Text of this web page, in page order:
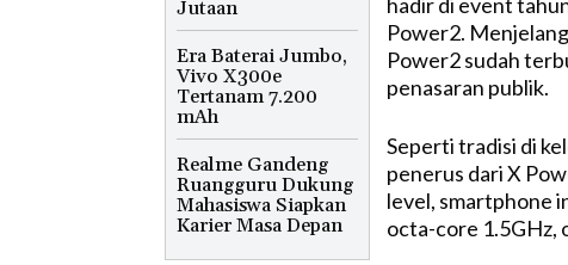
Jutaan
Era Baterai Jumbo,
Vivo X300e
Tertanam 7.200
mAh
Realme Gandeng
Ruangguru Dukung
Mahasiswa Siapkan
Karier Masa Depan
Power2.
Power2 sudah
penasaran publik.
Seperti tradisi di
penerus dari X
level, smartphone
octa-core 1.5GHz,